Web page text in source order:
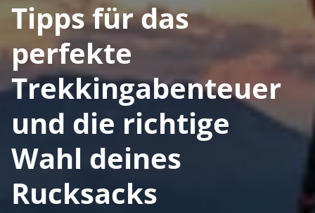
Tipps für das
perfekte
Trekkingabenteuer
und die richtige
Wahl deines
Rucksacks